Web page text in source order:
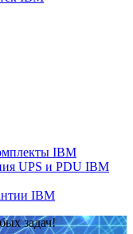
IBM
UPS и PDU IBM
IBM
задач!